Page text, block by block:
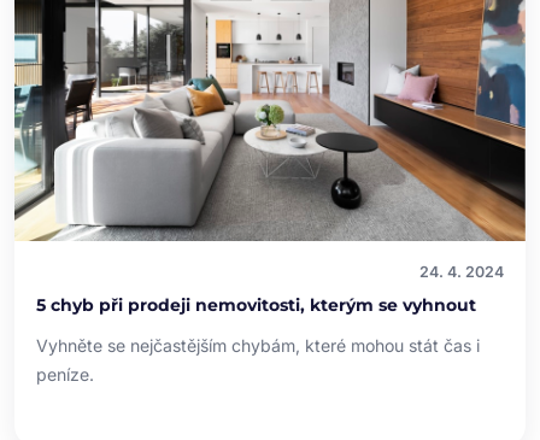
24. 4. 2024
5 chyb při prodeji nemovitosti, kterým se vyhnout
Vyhněte se nejčastějším chybám, které mohou stát čas i
peníze.